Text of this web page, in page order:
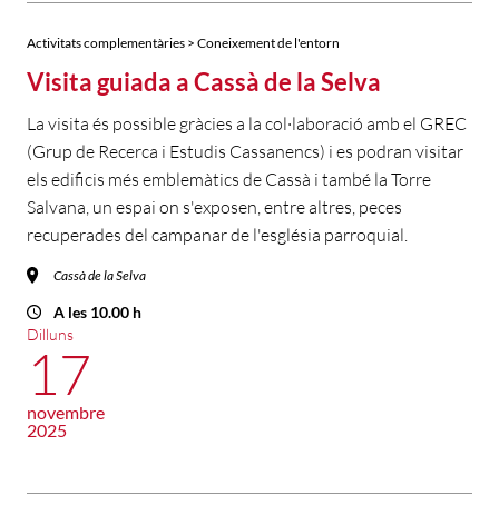
Activitats complementàries > Coneixement de l'entorn
Visita guiada a Cassà de la Selva
La visita és possible gràcies a la col·laboració amb el GREC
(Grup de Recerca i Estudis Cassanencs) i es podran visitar
els edificis més emblemàtics de Cassà i també la Torre
Salvana, un espai on s'exposen, entre altres, peces
recuperades del campanar de l'església parroquial.
Cassà de la Selva
A les 10.00 h
Dilluns
17
novembre
2025